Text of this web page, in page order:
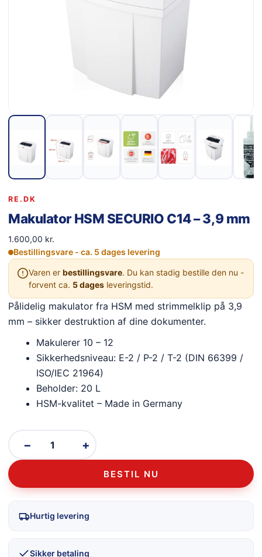
RE.DK
Makulator HSM SECURIO C14 – 3,9 mm
1.600,00 kr.
Bestillingsvare - ca. 5 dages levering
Varen er bestillingsvare. Du kan stadig bestille den nu -
forvent ca. 5 dages leveringstid.
Pålidelig makulator fra HSM med strimmelklip på 3,9
mm – sikker destruktion af dine dokumenter.
Makulerer 10 – 12
Sikkerhedsniveau: E-2 / P-2 / T-2 (DIN 66399 /
ISO/IEC 21964)
Beholder: 20 L
HSM-kvalitet – Made in Germany
− +
BESTIL NU
Hurtig levering
Sikker betaling